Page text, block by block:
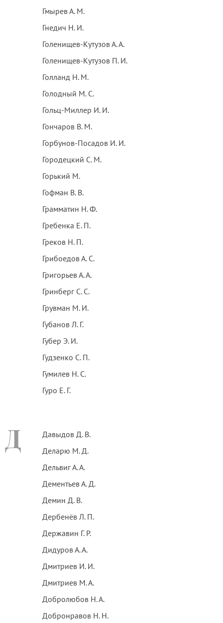
Гмырев А. М.
Гнедич Н. И.
Голенищев-Кутузов А. А.
Голенищев-Кутузов П. И.
Голланд Н. М.
Голодный М. С.
Гольц-Миллер И. И.
Гончаров В. М.
Горбунов-Посадов И. И.
Городецкий С. М.
Горький М.
Гофман В. В.
Грамматин Н. Ф.
Гребенка Е. П.
Греков Н. П.
Грибоедов А. С.
Григорьев А. А.
Гринберг С. С.
Грувман М. И.
Губанов Л. Г.
Губер Э. И.
Гудзенко С. П.
Гумилев Н. С.
Гуро Е. Г.
Д
Давыдов Д. В.
Деларю М. Д.
Дельвиг А. А.
Дементьев А. Д.
Демин Д. В.
Дербенёв Л. П.
Державин Г. Р.
Дидуров А. А.
Дмитриев И. И.
Дмитриев М. А.
Добролюбов Н. А.
Добронравов Н. Н.